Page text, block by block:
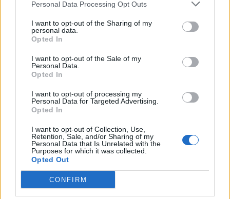
Personal Data Processing Opt Outs
I want to opt-out of the Sharing of my
personal data.
Opted In
I want to opt-out of the Sale of my
Personal Data.
Opted In
I want to opt-out of processing my
Personal Data for Targeted Advertising.
Opted In
I want to opt-out of Collection, Use,
Retention, Sale, and/or Sharing of my
Personal Data that Is Unrelated with the
Purposes for which it was collected.
Opted Out
CONFIRM
χρηματοδότηση επιστημονικών μελετών υψηλού
επιπέδου και στην ανάπτυξη καινοτόμων
τεχνολογιών για τη
συντήρηση και προστασία των
Πολυεπίπεδη αναβάθμιση για τον
Μαραθώνα
Με την παρουσία του Κέντρου,
ριζικά η διεθνής πολιτιστική, τουριστική και
εκπαιδευτική ταυτότητα του Μαραθώνα
τοποθετώντας τον Δήμο στον παγκόσμιο χάρτη στον
τομέα της προστασίας της πολιτιστικής
κληρονομιάς.